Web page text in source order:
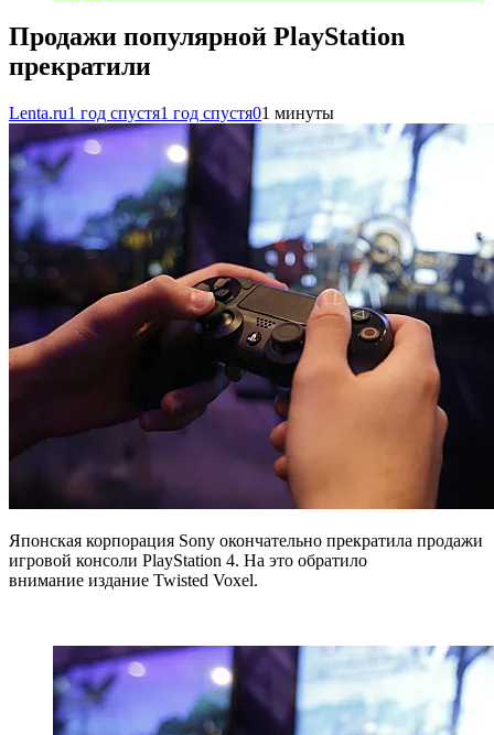
Продажи популярной PlayStation
прекратили
Lenta.ru1 год спустя1 год спустя01 минуты
Японская корпорация Sony окончательно прекратила продажи
игровой консоли PlayStation 4. На это обратило
внимание издание Twisted Voxel.